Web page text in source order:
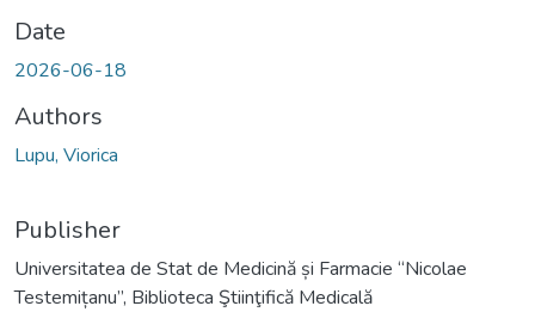
Date
2026-06-18
Authors
Lupu, Viorica
Publisher
Universitatea de Stat de Medicină și Farmacie “Nicolae
Testemițanu”, Biblioteca Ştiinţifică Medicală